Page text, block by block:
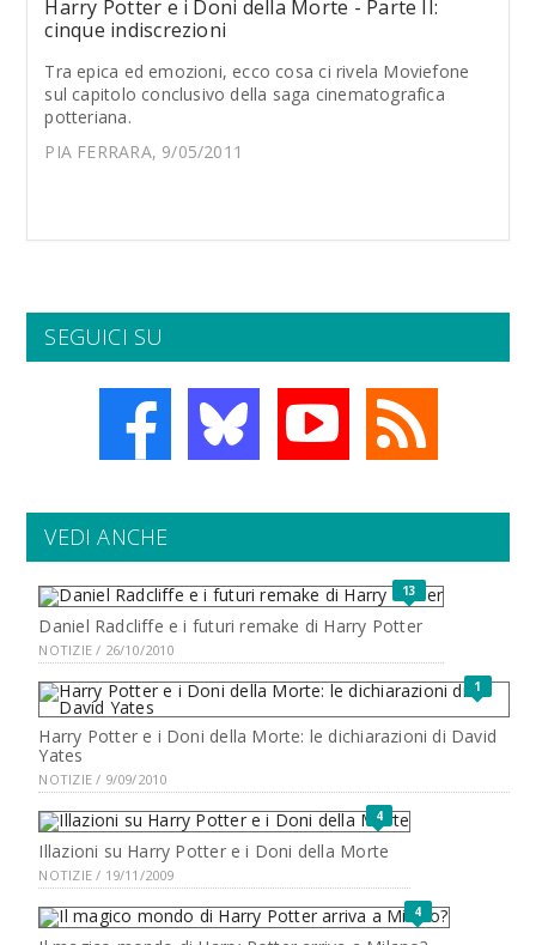
Harry Potter e i Doni della Morte - Parte II:
cinque indiscrezioni
Tra epica ed emozioni, ecco cosa ci rivela Moviefone
sul capitolo conclusivo della saga cinematografica
potteriana.
PIA FERRARA, 9/05/2011
SEGUICI SU
VEDI ANCHE
13
Daniel Radcliffe e i futuri remake di Harry Potter
NOTIZIE / 26/10/2010
1
Harry Potter e i Doni della Morte: le dichiarazioni di David
Yates
NOTIZIE / 9/09/2010
4
Illazioni su Harry Potter e i Doni della Morte
NOTIZIE / 19/11/2009
4